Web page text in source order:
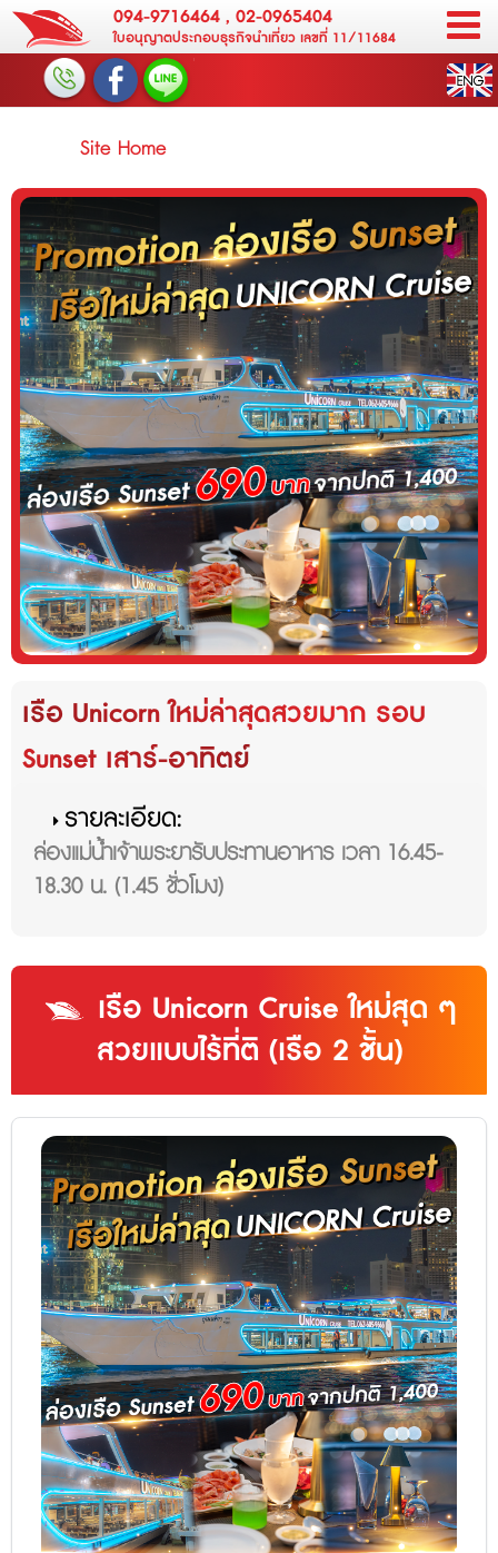
094-9716464, 02-0965404
ใบอนุญาตประกอบธุรกิจนำเที่ยว เลขที่ 11/11684
Site Home
เรือ Unicorn ใหม่ล่าสุดสวยมาก รอบ
Sunset เสาร์-อาทิตย์
รายละเอียด:
ล่องแม่น้ำเจ้าพระยารับประทานอาหาร เวลา 16.45-
18.30 น. (1.45 ชั่วโมง)
เรือ Unicorn Cruise ใหม่สุด ๆ
สวยแบบไร้ที่ติ (เรือ 2 ชั้น)